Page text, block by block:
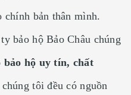
chính bản thân mình.
bảo hộ Bảo Châu chúng
bảo hộ uy tín, chất
tôi đều có nguồn